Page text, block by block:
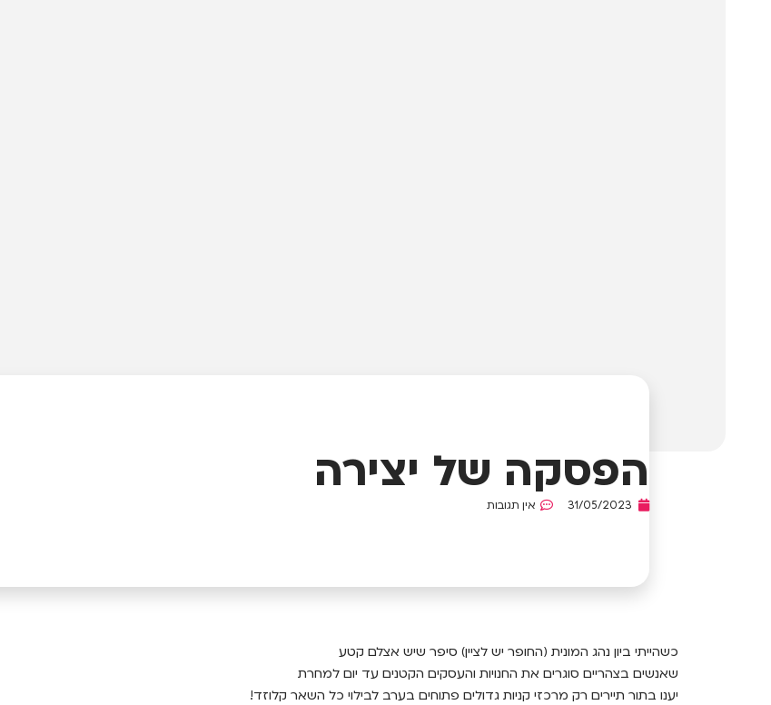
הפסקה של יצירה
31/05/2023 אין תגובות
כשהייתי ביון נהג המונית (החופר יש לציין) סיפר שיש אצלם קטע
שאנשים בצהריים סוגרים את החנויות והעסקים הקטנים עד יום למחרת
יענו בתור תיירים רק מרכזי קניות גדולים פתוחים בערב לבילוי כל השאר קלוזד!